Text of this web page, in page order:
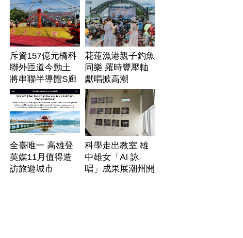
斥資157億元橋科
聯外匝道今動土
將串聯半導體S廊
帶
花蓮漁港親子釣魚
同樂 羅時豐壓軸
獻唱掀高潮
全臺唯一 高雄登
英媒11月值得造
訪旅遊城市
科學走出教室 雄
中雄女「AI 詠
唱」成果展潮州開